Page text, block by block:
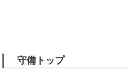
守備トップ